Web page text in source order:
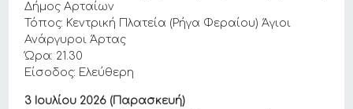
Δήμος Αρταίων
Τόπος: Κεντρική Πλατεία (Ρήγα Φεραίου) Άγιοι
Ανάργυροι Άρτας
Ώρα: 21.30
Είσοδος: Ελεύθερη
3 Ιουλίου 2026 (Παρασκευή)